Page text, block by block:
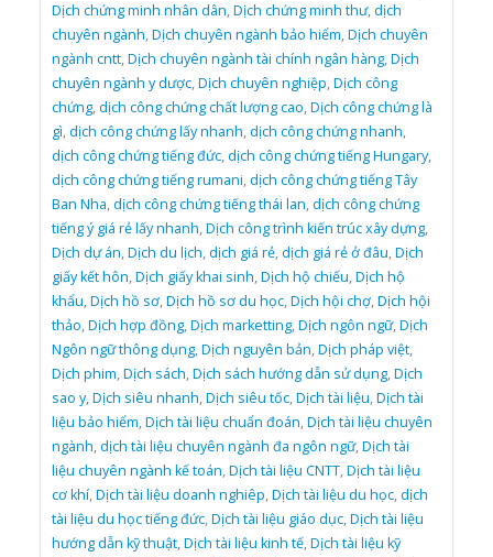
Dịch chứng minh nhân dân,Dịch chứng minh thư,dịch
chuyên ngành,Dịch chuyên ngành bảo hiểm,Dịch chuyên
ngành cntt,Dịch chuyên ngành tài chính ngân hàng,Dịch
chuyên ngành y dược,Dịch chuyên nghiệp,Dịch công
chứng,dịch công chứng chất lượng cao,Dịch công chứng là
gì,dịch công chứng lấy nhanh,dịch công chứng nhanh,
dịch công chứng tiếng đức,dịch công chứng tiếng Hungary,
dịch công chứng tiếng rumani,dịch công chứng tiếng Tây
Ban Nha,dịch công chứng tiếng thái lan,dịch công chứng
tiếng ý giá rẻ lấy nhanh,Dịch công trình kiến trúc xây dựng,
Dịch dự án,Dịch du lịch,dịch giá rẻ,dịch giá rẻ ở đâu,Dịch
giấy kết hôn,Dịch giấy khai sinh,Dịch hộ chiếu,Dịch hộ
khẩu,Dịch hồ sơ,Dịch hồ sơ du học,Dịch hội chợ,Dịch hội
thảo,Dịch hợp đồng,Dịch marketting,Dịch ngôn ngữ,Dịch
Ngôn ngữ thông dụng,Dịch nguyên bản,Dịch pháp việt,
Dịch phim,Dịch sách,Dịch sách hướng dẫn sử dụng,Dịch
sao y,Dịch siêu nhanh,Dịch siêu tốc,Dịch tài liệu,Dịch tài
liệu bảo hiểm,Dịch tài liệu chuẩn đoán,Dịch tài liệu chuyên
ngành,dịch tài liệu chuyên ngành đa ngôn ngữ,Dịch tài
liệu chuyên ngành kế toán,Dịch tài liệu CNTT,Dịch tài liệu
cơ khí,Dịch tài liệu doanh nghiêp,Dịch tài liệu du học,dịch
tài liệu du học tiếng đức,Dịch tài liệu giáo dục,Dịch tài liệu
hướng dẫn kỹ thuật,Dịch tài liệu kinh tế,Dịch tài liệu kỹ